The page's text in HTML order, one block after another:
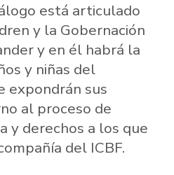
está articulado
y la Gobernación
y en él habrá la
y niñas del
expondrán sus
al proceso de
y derechos a los que
del ICBF.